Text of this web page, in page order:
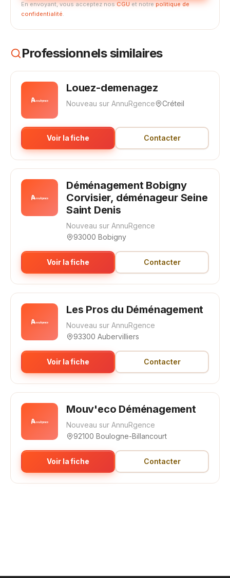
En envoyant, vous acceptez nosCGUet notrepolitique de
confidentialité.
Professionnels similaires
Louez-demenagez
Nouveau sur AnnuRgence Créteil
Voir la fiche Contacter
Déménagement Bobigny
Corvisier, déménageur Seine
Saint Denis
Nouveau sur AnnuRgence
93000 Bobigny
Voir la fiche Contacter
Les Pros du Déménagement
Nouveau sur AnnuRgence
93300 Aubervilliers
Voir la fiche Contacter
Mouv'eco Déménagement
Nouveau sur AnnuRgence
92100 Boulogne-Billancourt
Voir la fiche Contacter